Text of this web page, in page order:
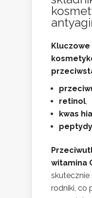
Kluczowe
retinol
kwas
peptydy
witamina
skutecznie
rodniki, co